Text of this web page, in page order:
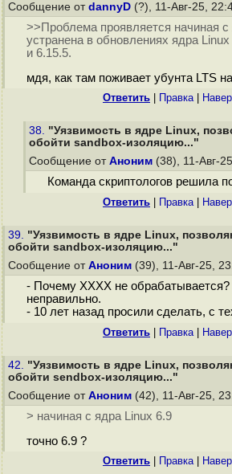
Сообщение от dannyD (?), 11-Авг-25,
>>Проблема проявляется начиная с
устранена в обновлениях ядра
и 6.15.5.
мдя, как там поживает убунта LTS
Ответить Правка|
38. "Уязвимость в ядре Linux,
обойти sandbox-изоляцию..."
Сообщение от Аноним (38), 11-Авг-
Команда скриптологов решила
Ответить Правка|
39. "Уязвимость в ядре Linux,
обойти sandbox-изоляцию..."
Сообщение от Аноним (39), 11-Авг-25,
- Почему XXXX не
неправильно.
- 10 лет назад просили сделать, с
Ответить Правка|
42. "Уязвимость в ядре Linux,
обойти sendbox-изоляцию..."
Сообщение от Аноним (42), 11-Авг-25,
> начиная с ядра Linux 6.9
точно 6.9 ?
Ответить Правка|